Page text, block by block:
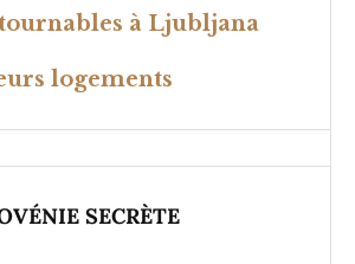
à Ljubljana
logements
SECRÈTE